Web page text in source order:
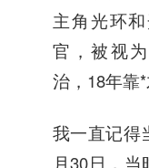
主角光环
官，被视
治，18年靠
我一直记得
月30日，